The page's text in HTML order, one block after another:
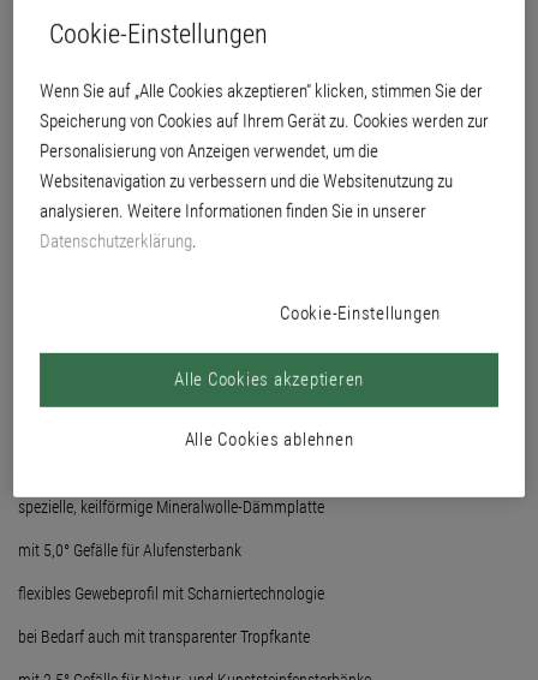
von Alu- und Natursteinbänken im Brillux WDVS-System.
spezielle, keilförmige Mineralwolle-Dämmplatte
mit 5,0° Gefälle für Alufensterbank
flexibles Gewebeprofil mit Scharniertechnologie
bei Bedarf auch mit transparenter Tropfkante
Cookie-Einstellungen
Wenn Sie auf „Alle Cookies akzeptieren“ klicken, stimmen Sie der
Speicherung von Cookies auf Ihrem Gerät zu. Cookies werden zur
Personalisierung von Anzeigen verwendet, um die
Websitenavigation zu verbessern und die Websitenutzung zu
analysieren. Weitere Informationen finden Sie in unserer
Datenschutzerklärung.
Cookie-Einstellungen
Alle Cookies ablehnen
Alle Cookies akzeptieren